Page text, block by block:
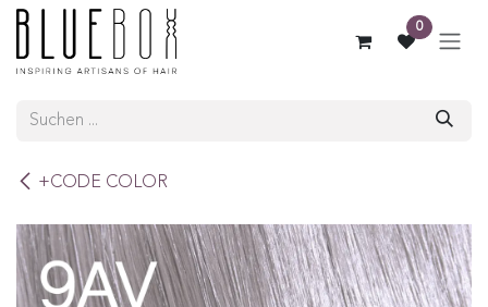
ZUM INHALT SPRINGEN
0
+CODE COLOR